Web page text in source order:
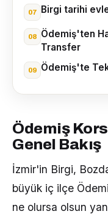
Birgi tarihi
Ödemiş'ten
Transfer
Ödemiş'te
Ödemiş
Genel Bakış
İzmir'in Birgi,
büyük iç ilçe
ne olursa olsun